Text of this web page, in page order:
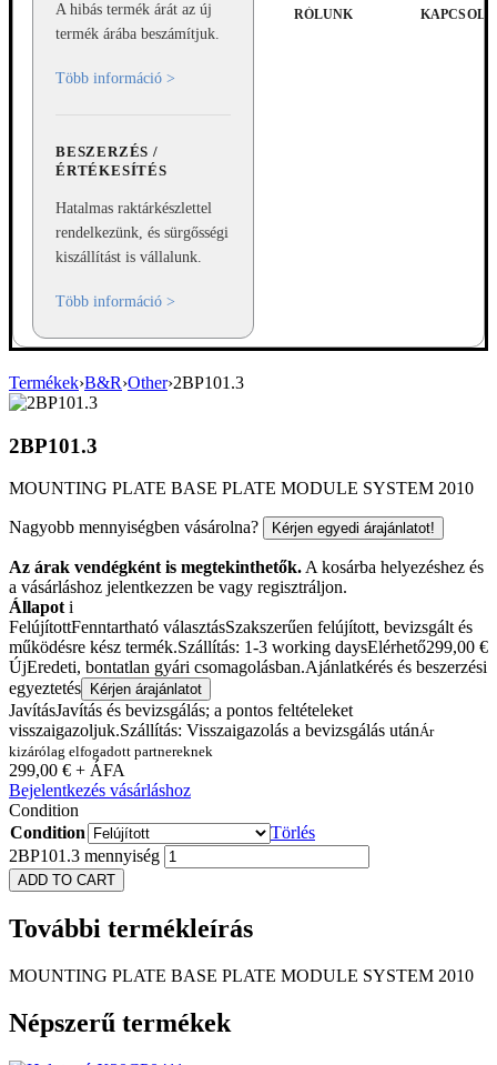
A hibás termék árát az új
termék árába beszámítjuk.
Több információ >
BESZERZÉS /
ÉRTÉKESÍTÉS
Hatalmas raktárkészlettel
rendelkezünk, és sürgősségi
kiszállítást is vállalunk.
Több információ >
RÓLUNK
Termékek›B&R›Other›2BP101.3
2BP101.3
MOUNTING PLATE BASE PLATE MODULE SYSTEM 2010
Nagyobb mennyiségben vásárolna? Kérjen egyedi árajánlatot!
Az árak vendégként is megtekinthetők.A kosárba helyezéshez és
a vásárláshoz jelentkezzen be vagy regisztráljon.
Állapot i
FelújítottFenntartható választásSzakszerűen felújított, bevizsgált és
működésre kész termék.Szállítás: 1-3 working daysElérhető299,00 €
ÚjEredeti, bontatlan gyári csomagolásban.Ajánlatkérés és beszerzési
egyeztetés
Kérjen árajánlatot
JavításJavítás és bevizsgálás; a pontos feltételeket
visszaigazoljuk.Szállítás: Visszaigazolás a bevizsgálás utánÁr
kizárólag elfogadott partnereknek
299,00 € + ÁFA
Bejelentkezés vásárláshoz
Condition
Condition
Törlés
2BP101.3 mennyiség
ADD TO CART
További termékleírás
MOUNTING PLATE BASE PLATE MODULE SYSTEM 2010
Népszerű termékek